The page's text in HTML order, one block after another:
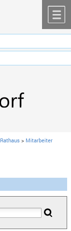
Rathaus > Mitarbeiter